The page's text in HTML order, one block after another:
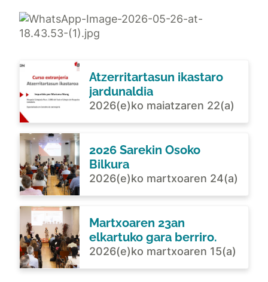
Atzerritartasun ikastaro
jardunaldia
2026(e)ko maiatzaren 22(a)
2026 Sarekin Osoko
Bilkura
2026(e)ko martxoaren 24(a)
Martxoaren 23an
elkartuko gara berriro.
2026(e)ko martxoaren 15(a)